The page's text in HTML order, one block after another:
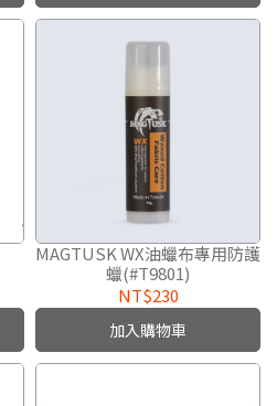
MAGTUSK WX油蠟布專用防護
蠟(#T9801)
NT$230
加入購物車